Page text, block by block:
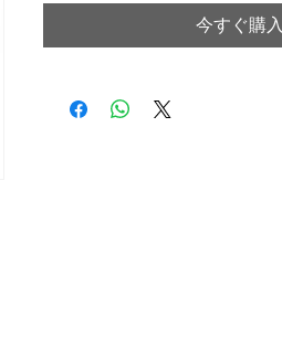
今すぐ購入